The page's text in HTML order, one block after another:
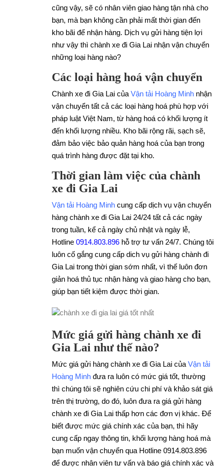
cũng vậy, sẽ có nhân viên giao hàng tận nhà cho
bạn, mà bạn không cần phải mất thời gian đến
kho bãi để nhận hàng. Dịch vụ gửi hàng tiện lợi
như vậy thì chành xe đi Gia Lai nhận vận chuyển
những loại hàng nào?
Các loại hàng hoá vận chuyển
Chành xe đi Gia Lai của Vận tải Hoàng Minh nhận
vận chuyển tất cả các loại hàng hoá phù hợp với
pháp luật Việt Nam, từ hàng hoá có khối lượng ít
đến khối lượng nhiều. Kho bãi rộng rãi, sạch sẽ,
đảm bảo việc bảo quản hàng hoá của bạn trong
quá trình hàng được đặt tại kho.
Thời gian làm việc của chành
xe đi Gia Lai
Vận tải Hoàng Minh cung cấp dịch vụ vận chuyển
hàng chành xe đi Gia Lai 24/24 tất cả các ngày
trong tuần, kể cả ngày chủ nhật và ngày lễ,
Hotline 0914.803.896 hỗ trợ tư vấn 24/7. Chúng tôi
luôn cố gắng cung cấp dich vụ gửi hàng chành đi
Gia Lai trong thời gian sớm nhất, vì thế luôn đơn
giản hoá thủ tục nhận hàng và giao hàng cho bạn,
giúp bạn tiết kiệm được thời gian.
Mức giá gửi hàng chành xe đi
Gia Lai như thế nào?
Mức giá gửi hàng chành xe đi Gia Lai của Vận tải
Hoàng Minh đưa ra luôn có mức giá tốt, thường
thì chúng tôi sẽ nghiên cứu chi phí và khảo sát giá
trên thị trường, do đó, luôn đưa ra giá gửi hàng
chành xe đi Gia Lai thấp hơn các đơn vị khác. Để
biết được mức giá chính xác của bạn, thì hãy
cung cấp ngay thông tin, khối lượng hàng hoá mà
bạn muốn vận chuyển qua Hotline 0914.803.896
để được nhân viên tư vấn và báo giá chính xác và